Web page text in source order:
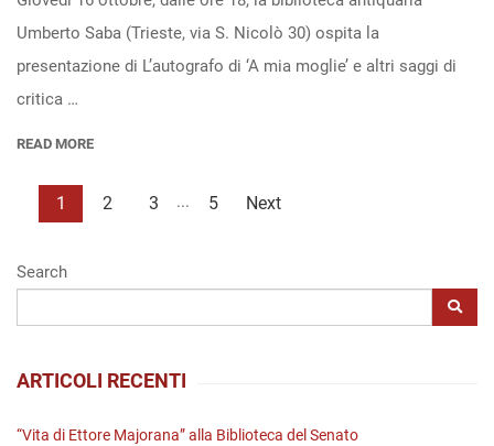
di
A
altri
e
di
Umberto Saba (Trieste, via S. Nicolò 30) ospita la
presentazione di L’autografo di ‘A mia moglie’ e altri saggi di
critica …
READ MORE
1 2 3 ... 5 Next
Search
ARTICOLI RECENTI
“Vita di Ettore Majorana” alla Biblioteca del Senato